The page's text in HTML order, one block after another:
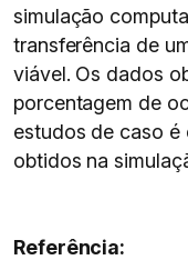
simulação
transferência de
viável. Os dados
porcentagem de
estudos de caso
obtidos na
Referência: